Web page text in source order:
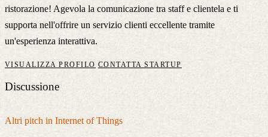
ristorazione! Agevola la comunicazione tra staff e clientela e ti
supporta nell'offrire un servizio clienti eccellente tramite
un'esperienza interattiva.
VISUALIZZA PROFILO CONTATTA STARTUP
Discussione
Altri pitch in Internet of Things